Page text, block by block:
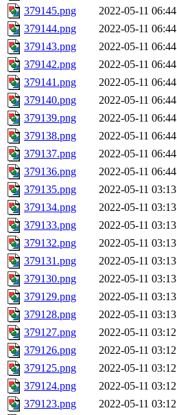
379145.png
2022-05-11 06:44
379144.png
2022-05-11 06:44
379143.png
2022-05-11 06:44
379142.png
2022-05-11 06:44
379141.png
2022-05-11 06:44
379140.png
2022-05-11 06:44
379139.png
2022-05-11 06:44
379138.png
2022-05-11 06:44
379137.png
2022-05-11 06:44
379136.png
2022-05-11 06:44
379135.png
2022-05-11 03:13
379134.png
2022-05-11 03:13
379133.png
2022-05-11 03:13
379132.png
2022-05-11 03:13
379131.png
2022-05-11 03:13
379130.png
2022-05-11 03:13
379129.png
2022-05-11 03:13
379128.png
2022-05-11 03:13
379127.png
2022-05-11 03:12
379126.png
2022-05-11 03:12
379125.png
2022-05-11 03:12
379124.png
2022-05-11 03:12
379123.png
2022-05-11 03:12